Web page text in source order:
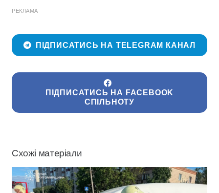
РЕКЛАМА
ПІДПИСАТИСЬ НА TELEGRAM КАНАЛ
ПІДПИСАТИСЬ НА FACEBOOK
СПІЛЬНОТУ
Схожі матеріали